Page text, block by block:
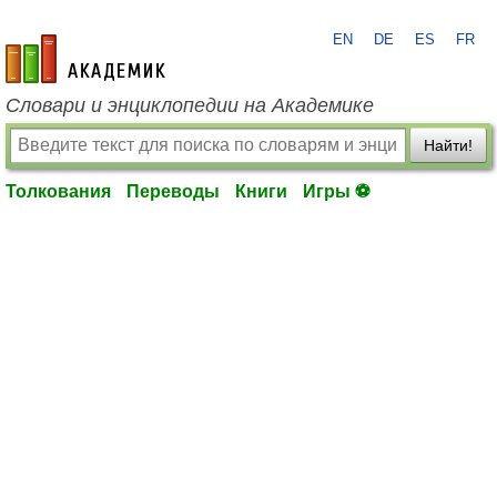
academic.ru
EN DE ES FR
Словари и энциклопедии на Академике
Найти!
Толкования Переводы Книги Игры ⚽